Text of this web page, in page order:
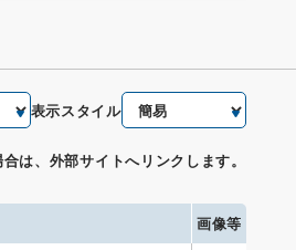
表示スタイル
は、外部サイトへリンクします。
画像等